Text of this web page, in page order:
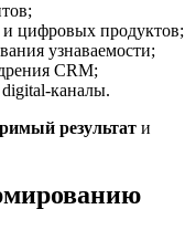
и цифровых продуктов;
узнаваемости;
CRM;
digital-каналы.
результат и